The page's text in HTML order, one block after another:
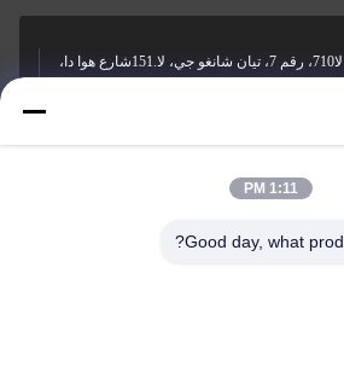
لا، لا، لا710، رقم 7، تيان شانغو جي، لا.151شارع هوا دا،
1:11 PM
Good day, what